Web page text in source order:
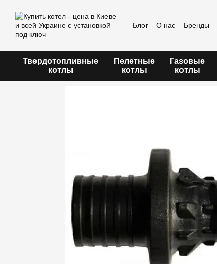
Блог О нас Бренды
Твердотопливные
котлы
Пелетные
котлы
Газовые
котлы